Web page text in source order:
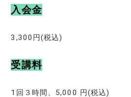
入会金
3,300円(税込)
受講料
1回３時間、5,000 円(税込)